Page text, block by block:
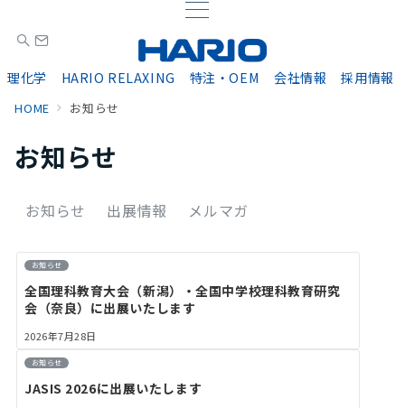
理化学 HARIO RELAXING 特注・OEM 会社情報 採用情報
HOME お知らせ
お知らせ
お知らせ 出展情報 メルマガ
お知らせ
全国理科教育大会（新潟）・全国中学校理科教育研究
会（奈良）に出展いたします
2026年7月28日
お知らせ
JASIS 2026に出展いたします